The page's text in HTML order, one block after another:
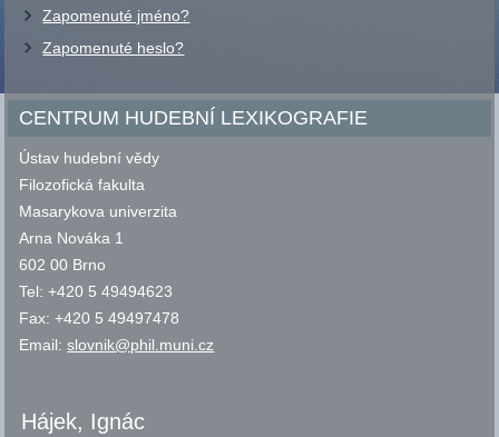
Zapomenuté jméno?
Zapomenuté heslo?
CENTRUM HUDEBNÍ LEXIKOGRAFIE
Ústav hudební vědy
Filozofická fakulta
Masarykova univerzita
Arna Nováka 1
602 00 Brno
Tel: +420 5 49494623
Fax: +420 5 49497478
Email:slovnik@phil.muni.cz
Hájek, Ignác